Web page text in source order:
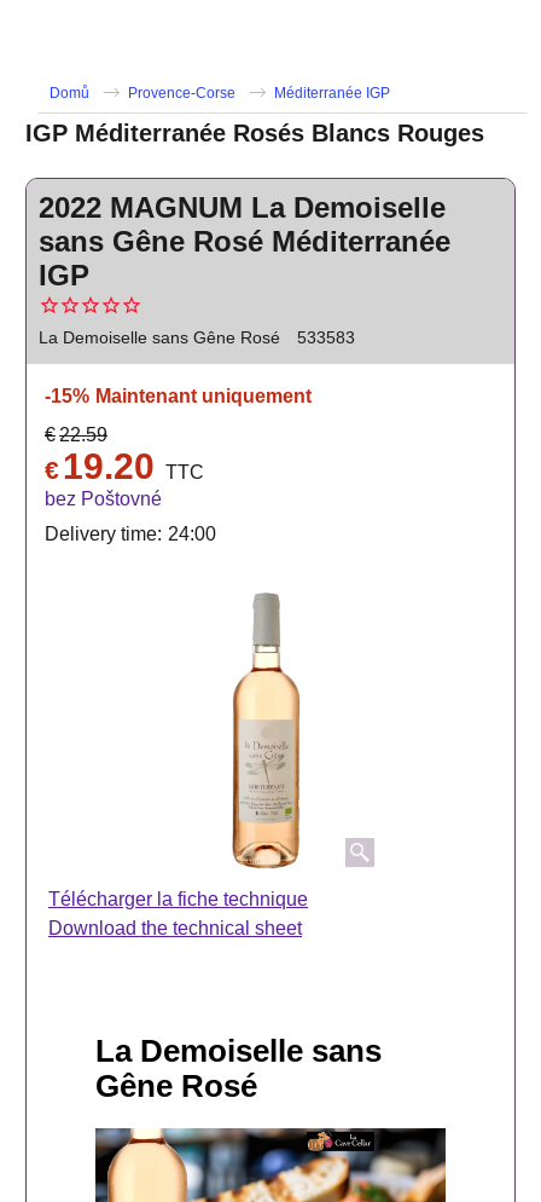
Domů Provence-Corse Méditerranée IGP
IGP Méditerranée Rosés Blancs Rouges
2022 MAGNUM La Demoiselle
sans Gêne Rosé Méditerranée
IGP
La Demoiselle sans Gêne Rosé 533583
-15% Maintenant uniquement
€22.59
€19.20 TTC
bez Poštovné
Delivery time: 24:00
Télécharger la fiche technique
Download the technical sheet
La Demoiselle sans
Gêne Rosé